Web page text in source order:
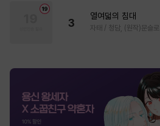
3
열여덟의 침대
자태 / 청담, (원작)문슬로